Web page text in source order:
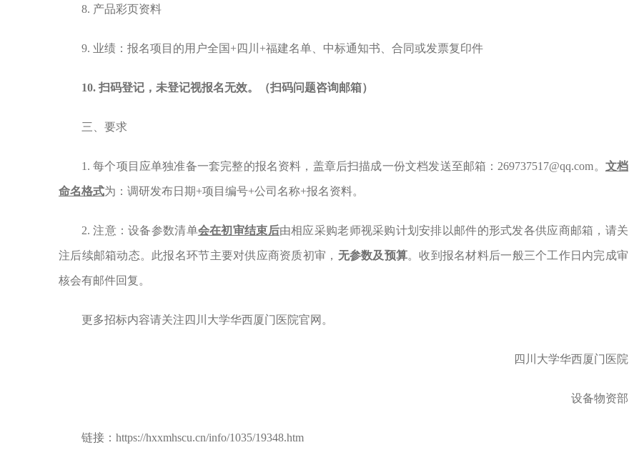
8. 产品彩页资料
9. 业绩：报名项目的用户全国 +四川+福建名单、中标通知书、合同或发票复印件
10. 扫码登记，未登记视报名无效。（扫码问题咨询邮箱）
三、要求
1. 每个项目应单独准备一套完整的报名资料，盖章后扫描成一份文档发送至邮箱：269737517@qq.com。 文档
命名格式为：调研发布日期+项目编号+公司名称+报名资料。
2. 注意：设备参数清单会在初审结束后由相应采购老师视采购计划安排以邮件的形式发各供应商邮箱，请关
注后续邮箱动态。此报名环节主要对供应商资质初审， 无参数及预算。收到报名材料后一般三个工作日内完成审
核会有邮件回复。
更多招标内容请关注四川大学华西厦门医院官网。
四川大学华西厦门医院
设备物资部
链接： https://hxxmhscu.cn/info/1035/19348.htm